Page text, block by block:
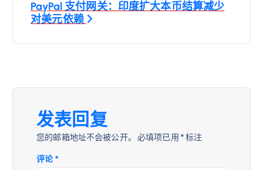
航PayPal 支付网关：印度扩大本币结算减少
对美元依赖
发表回复
您的邮箱地址不会被公开。 必填项已用 *标注
评论*